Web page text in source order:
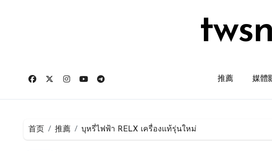
推薦 媒體
首页 推薦 บุหรี่ไฟฟ้า RELX เครื่องแท้รุ่นใหม่